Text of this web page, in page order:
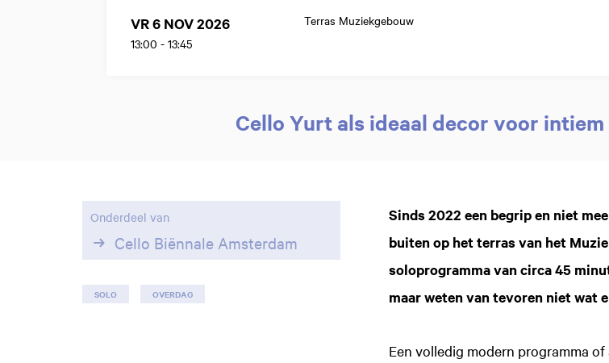
VR 6 NOV 2026
13:00 - 13:45
Terras Muziekgebouw
Cello Yurt als ideaal decor voor
Sinds 2022 een begrip en niet
buiten op het terras van het
soloprogramma van circa 45
maar weten van tevoren niet wat
Een volledig modern programma
Onderdeel van
Cello Biënnale Amsterdam
SOLO OVERDAG